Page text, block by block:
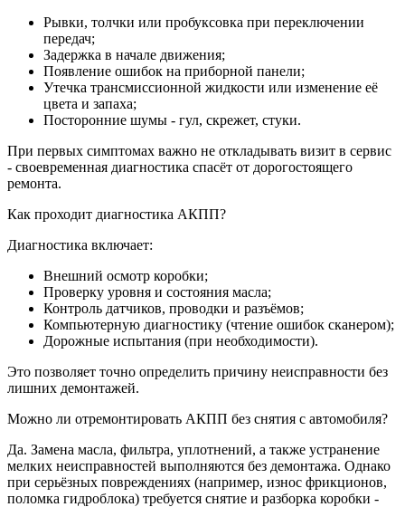
Рывки, толчки или пробуксовка при переключении
передач;
Задержка в начале движения;
Появление ошибок на приборной панели;
Утечка трансмиссионной жидкости или изменение её
цвета и запаха;
Посторонние шумы - гул, скрежет, стуки.
При первых симптомах важно не откладывать визит в сервис
- своевременная диагностика спасёт от дорогостоящего
ремонта.
Как проходит диагностика АКПП?
Диагностика включает:
Внешний осмотр коробки;
Проверку уровня и состояния масла;
Контроль датчиков, проводки и разъёмов;
Компьютерную диагностику (чтение ошибок сканером);
Дорожные испытания (при необходимости).
Это позволяет точно определить причину неисправности без
лишних демонтажей.
Можно ли отремонтировать АКПП без снятия с автомобиля?
Да. Замена масла, фильтра, уплотнений, а также устранение
мелких неисправностей выполняются без демонтажа. Однако
при серьёзных повреждениях (например, износ фрикционов,
поломка гидроблока) требуется снятие и разборка коробки -